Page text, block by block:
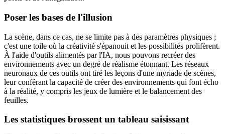
Poser les bases de l'illusion
La scène, dans ce cas, ne se limite pas à des paramètres physiques ;
c'est une toile où la créativité s'épanouit et les possibilités prolifèrent.
À l'aide d'outils alimentés par l'IA, nous pouvons recréer des
environnements avec un degré de réalisme étonnant. Les réseaux
neuronaux de ces outils ont tiré les leçons d'une myriade de scènes,
leur conférant la capacité de créer des environnements qui font écho
à la réalité, y compris les jeux de lumière et le balancement des
feuilles.
Les statistiques brossent un tableau saisissant